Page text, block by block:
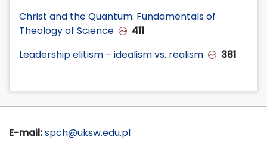
Christ and the Quantum: Fundamentals of
Theology of Science
411
Leadership elitism – idealism vs. realism
381
E-mail:spch@uksw.edu.pl